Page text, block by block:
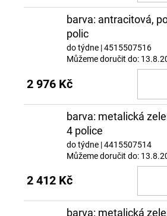
barva: antracitová,
polic
do týdne | 4515507516
Můžeme doručit do:
2 976 Kč
barva: metalická
4 police
do týdne | 4415507514
Můžeme doručit do:
2 412 Kč
barva: metalická